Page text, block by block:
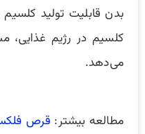
بدن قابلیت تولید
کلسیم در رژیم غذایی،
می‌دهد.
مطالعه بیشتر: قرص